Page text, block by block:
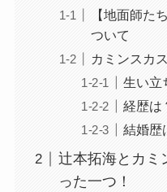
【地面師た
ついて
カミンスカ
生い立
経歴は
結婚歴
辻本拓海とカミ
った一つ！